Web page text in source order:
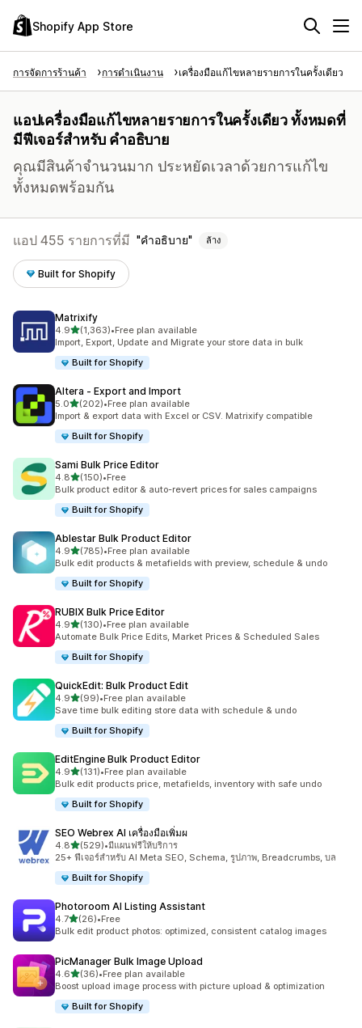
Shopify App Store
การจัดการร้านค้า การดำเนินงาน เครื่องมือแก้ไขหลายรายการในครั้งเดียว
แอปเครื่องมือแก้ไขหลายรายการในครั้งเดียว ทั้งหมดที่
มีฟีเจอร์สำหรับ คำอธิบาย
คุณมีสินค้าจำนวนมาก ประหยัดเวลาด้วยการแก้ไข
ทั้งหมดพร้อมกัน
แอป 455 รายการที่มี คำอธิบาย ล้าง
Built for Shopify
Matrixify
4.9เต็ม 5 ดาว
(1,363)
ทั้งหมด 1363 รีวิว
•Free plan available
Import, Export, Update and Migrate your store data in bulk
Built for Shopify
Altera ‑ Export and Import
5.0เต็ม 5 ดาว
(202)
ทั้งหมด 202 รีวิว
•Free plan available
Import & export data with Excel or CSV. Matrixify compatible
Built for Shopify
Sami Bulk Price Editor
4.8เต็ม 5 ดาว
(150)
ทั้งหมด 150 รีวิว
•Free
Bulk product editor & auto-revert prices for sales campaigns
Built for Shopify
Ablestar Bulk Product Editor
4.9เต็ม 5 ดาว
(785)
ทั้งหมด 785 รีวิว
•Free plan available
Bulk edit products & metafields with preview, schedule & undo
Built for Shopify
RUBIX Bulk Price Editor
4.9เต็ม 5 ดาว
(130)
ทั้งหมด 130 รีวิว
•Free plan available
Automate Bulk Price Edits, Market Prices & Scheduled Sales
Built for Shopify
QuickEdit: Bulk Product Edit
4.9เต็ม 5 ดาว
(99)
ทั้งหมด 99 รีวิว
•Free plan available
Save time bulk editing store data with schedule & undo
Built for Shopify
EditEngine Bulk Product Editor
4.9เต็ม 5 ดาว
(131)
ทั้งหมด 131 รีวิว
•Free plan available
Bulk edit products price, metafields, inventory with safe undo
Built for Shopify
SEO Webrex AI เครื่องมือเพิ่มผ
4.8เต็ม 5 ดาว
(529)
ทั้งหมด 529 รีวิว
•มีแผนฟรีให้บริการ
25+ ฟีเจอร์สำหรับ AI Meta SEO, Schema, รูปภาพ, Breadcrumbs, บล
Built for Shopify
Photoroom AI Listing Assistant
4.7เต็ม 5 ดาว
(26)
ทั้งหมด 26 รีวิว
•Free
Bulk edit product photos: optimized, consistent catalog images
PicManager Bulk Image Upload
4.6เต็ม 5 ดาว
(36)
ทั้งหมด 36 รีวิว
•Free plan available
Boost upload image process with picture upload & optimization
Built for Shopify